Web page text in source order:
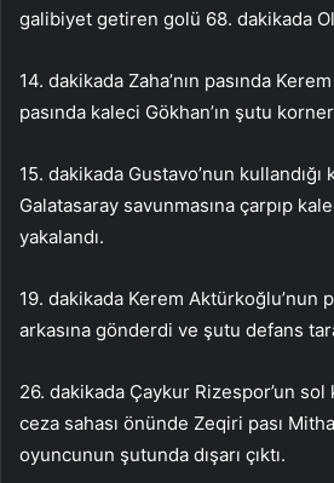
galibiyet getiren golü 68. dakikada
14. dakikada Zaha’nın pasında
pasında kaleci Gökhan’ın şutu
15. dakikada Gustavo’nun
Galatasaray savunmasına çarpıp
yakalandı.
19. dakikada Kerem Aktürkoğlu’nun
arkasına gönderdi ve şutu defans
26. dakikada Çaykur Rizespor’un sol
ceza sahası önünde Zeqiri pası
oyuncunun şutunda dışarı çıktı.